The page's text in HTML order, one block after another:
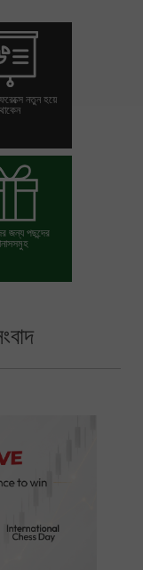
নতুন হয়ে
থাকেন
খুলুন
জন্য পছন্দের